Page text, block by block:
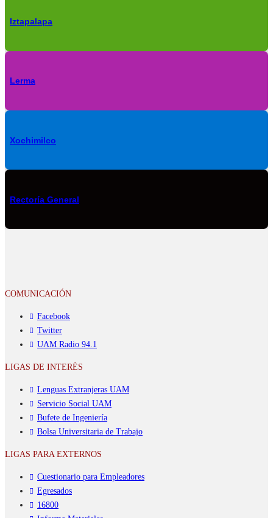
Iztapalapa
Lerma
Xochimilco
Rectoría General
COMUNICACIÓN
Facebook
Twitter
UAM Radio 94.1
LIGAS DE INTERÉS
Lenguas Extranjeras UAM
Servicio Social UAM
Bufete de Ingeniería
Bolsa Universitaria de Trabajo
LIGAS PARA EXTERNOS
Cuestionario para Empleadores
Egresados
16800